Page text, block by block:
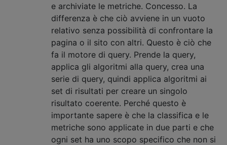
e archiviate le metriche. Concesso. La
differenza è che ciò avviene in un vuoto
relativo senza possibilità di confrontare la
pagina o il sito con altri. Questo è ciò che
fa il motore di query. Prende la query,
applica gli algoritmi alla query, crea una
serie di query, quindi applica algoritmi ai
set di risultati per creare un singolo
risultato coerente. Perché questo è
importante sapere è che la classifica e le
metriche sono applicate in due parti e che
ogni set ha uno scopo specifico che non si